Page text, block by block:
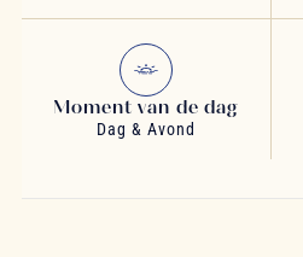
Moment van de dag
Dag & Avond